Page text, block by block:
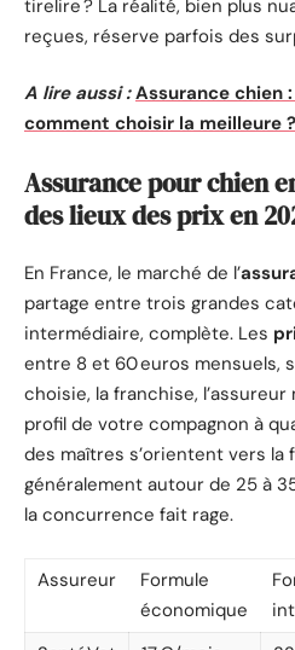
tirelire ? La réalité, bien plus
reçues, réserve parfois des
A lire aussi : Assurance chien
comment choisir la meilleure ?
Assurance pour chien
des lieux des prix en
En France, le marché de l’
partage entre trois grandes
intermédiaire, complète. Les
entre 8 et 60 euros mensuels,
choisie, la franchise, l’assureur
profil de votre compagnon à
des maîtres s’orientent vers la
généralement autour de 25 à
la concurrence fait rage.
Assureur
Formule
économique